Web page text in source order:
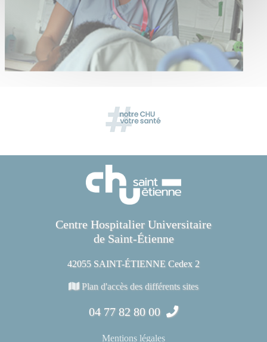
Centre Hospitalier Universitaire
de Saint-Étienne
42055 SAINT-ÉTIENNE Cedex 2
Plan d'accès des différents sites
04 77 82 80 00
Mentions légales